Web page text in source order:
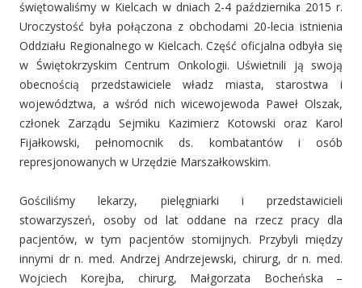
świętowaliśmy w Kielcach w dniach 2-4 października 2015 r.
Uroczystość była połączona z obchodami 20-lecia istnienia
Oddziału Regionalnego w Kielcach. Część oficjalna odbyła się
w Świętokrzyskim Centrum Onkologii. Uświetnili ją swoją
obecnością przedstawiciele władz miasta, starostwa i
województwa, a wśród nich wicewojewoda Paweł Olszak,
członek Zarządu Sejmiku Kazimierz Kotowski oraz Karol
Fijałkowski, pełnomocnik ds. kombatantów i osób
represjonowanych w Urzędzie Marszałkowskim.
Gościliśmy lekarzy, pielęgniarki i przedstawicieli
stowarzyszeń, osoby od lat oddane na rzecz pracy dla
pacjentów, w tym pacjentów stomijnych. Przybyli między
innymi dr n. med. Andrzej Andrzejewski, chirurg, dr n. med.
Wojciech Korejba, chirurg, Małgorzata Bocheńska –